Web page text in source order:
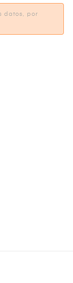
datos, por